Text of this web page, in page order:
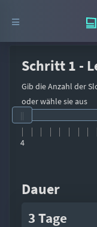
Schritt 1 -
Gib die Anzahl der
oder wähle sie aus
4
Dauer
3 Tage